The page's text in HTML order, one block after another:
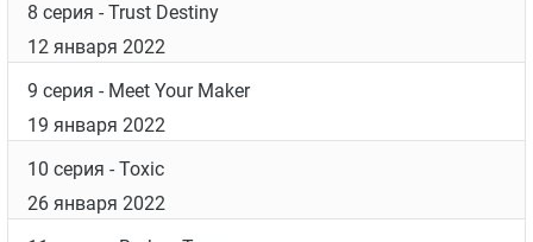
8 серия - Trust Destiny
12 января 2022
9 серия - Meet Your Maker
19 января 2022
10 серия - Toxic
26 января 2022